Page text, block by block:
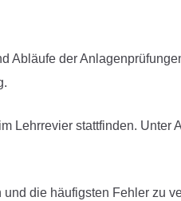
Abläufe der
Lehrrevier stattfinden. Unter
die häufigsten Fehler zu